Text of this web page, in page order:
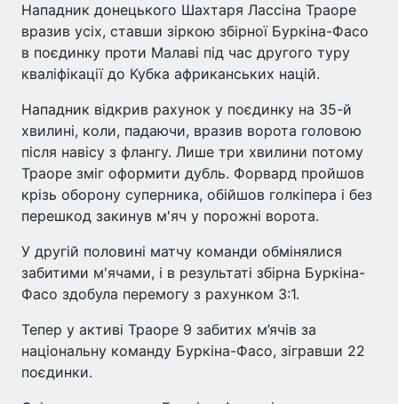
Нападник донецького Шахтаря Лассіна Траоре
вразив усіх, ставши зіркою збірної Буркіна-Фасо
в поєдинку проти Малаві під час другого туру
кваліфікації до Кубка африканських націй.
Нападник відкрив рахунок у поєдинку на 35-й
хвилині, коли, падаючи, вразив ворота головою
після навісу з флангу. Лише три хвилини потому
Траоре зміг оформити дубль. Форвард пройшов
крізь оборону суперника, обійшов голкіпера і без
перешкод закинув м'яч у порожні ворота.
У другій половині матчу команди обмінялися
забитими м'ячами, і в результаті збірна Буркіна-
Фасо здобула перемогу з рахунком 3:1.
Тепер у активі Траоре 9 забитих м’ячів за
національну команду Буркіна-Фасо, зігравши 22
поєдинки.